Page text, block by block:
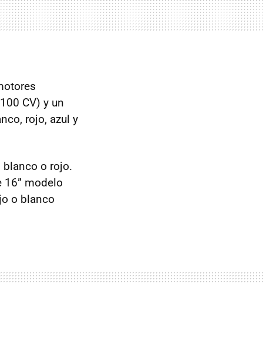
CV) y un
rojo, azul y
o rojo.
16” modelo
o blanco